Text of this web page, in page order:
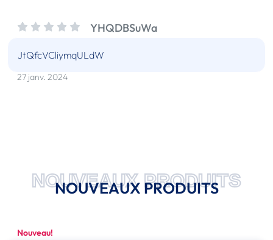
YHQDBSuWa
JtQfcVCliymqULdW
27 janv. 2024
NOUVEAUX PRODUITS
NOUVEAUX PRODUITS
Nouveau!